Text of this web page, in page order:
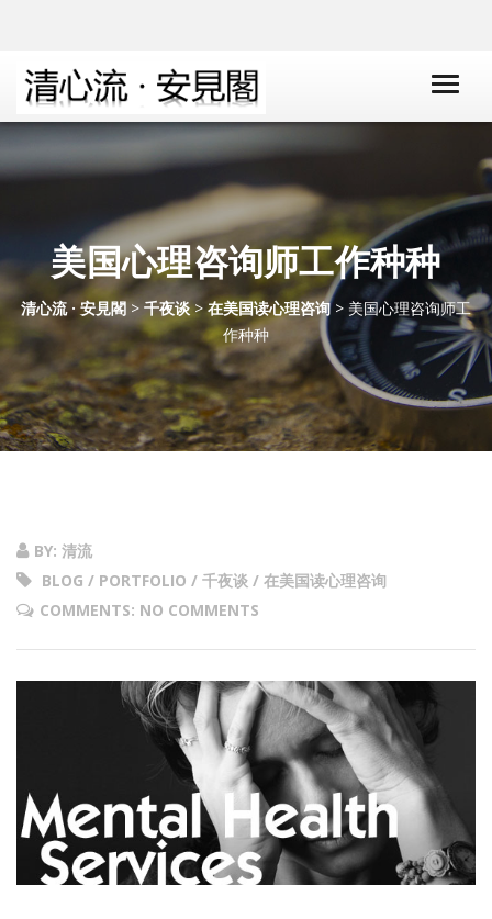
美国心理咨询师工作种种
清心流 · 安見閣> 千夜谈>在美国读心理咨询> 美国心理咨询师工
作种种
BY: 清流
BLOG / PORTFOLIO / 千夜谈 / 在美国读心理咨询
COMMENTS: NO COMMENTS